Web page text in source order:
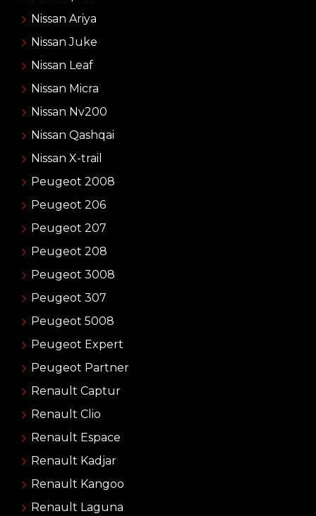
Nissan Ariya
Nissan Juke
Nissan Leaf
Nissan Micra
Nissan Nv200
Nissan Qashqai
Nissan X-trail
Peugeot 2008
Peugeot 206
Peugeot 207
Peugeot 208
Peugeot 3008
Peugeot 307
Peugeot 5008
Peugeot Expert
Peugeot Partner
Renault Captur
Renault Clio
Renault Espace
Renault Kadjar
Renault Kangoo
Renault Laguna